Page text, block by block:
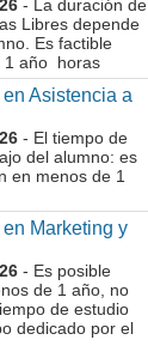
- La duración de
Libres depende
Es factible
1 año horas
Asistencia a
- El tiempo de
del alumno: es
en menos de 1
Marketing y
- Es posible
de 1 año, no
de estudio
dedicado por el